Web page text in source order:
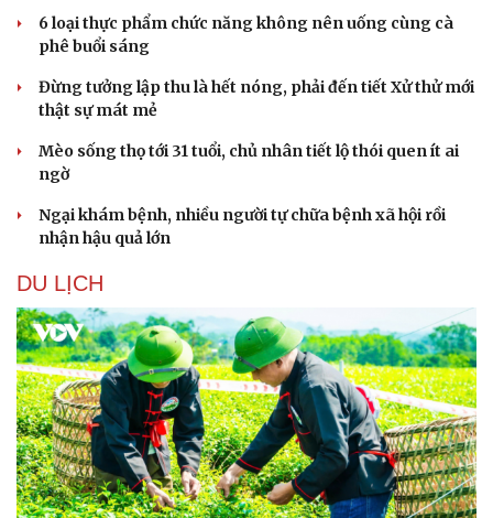
Du lịch
Tư vấn
Săn Tour
check-in
Podcast
Đọc truyện đêm khuya
6 loại thực phẩm chức năng không nên uống cùng cà
phê buổi sáng
Đừng tưởng lập thu là hết nóng, phải đến tiết Xử thử mới
thật sự mát mẻ
Mèo sống thọ tới 31 tuổi, chủ nhân tiết lộ thói quen ít ai
ngờ
Ngại khám bệnh, nhiều người tự chữa bệnh xã hội rồi
nhận hậu quả lớn
DU LỊCH